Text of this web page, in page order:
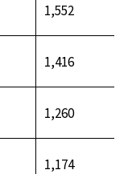
1,552
1,416
1,260
1,174